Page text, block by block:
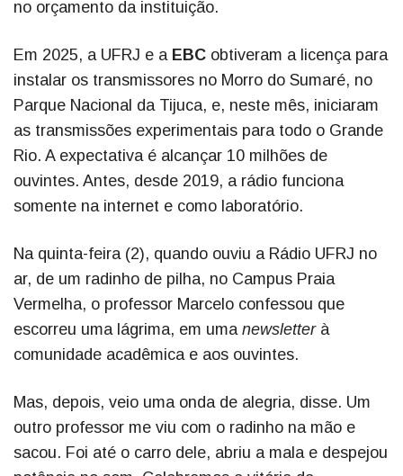
no orçamento da instituição.
Em 2025, a UFRJ e a EBC obtiveram a licença para
instalar os transmissores no Morro do Sumaré, no
Parque Nacional da Tijuca, e, neste mês, iniciaram
as transmissões experimentais para todo o Grande
Rio. A expectativa é alcançar 10 milhões de
ouvintes. Antes, desde 2019, a rádio funciona
somente na internet e como laboratório.
Na quinta-feira (2), quando ouviu a Rádio UFRJ no
ar, de um radinho de pilha, no Campus Praia
Vermelha, o professor Marcelo confessou que
escorreu uma lágrima, em uma newsletterà
comunidade acadêmica e aos ouvintes.
Mas, depois, veio uma onda de alegria, disse. Um
outro professor me viu com o radinho na mão e
sacou. Foi até o carro dele, abriu a mala e despejou